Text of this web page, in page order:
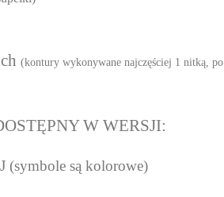
(kontury wykonywane najczęściej 1 nitką, po
W WERSJI:
(symbole są kolorowe)